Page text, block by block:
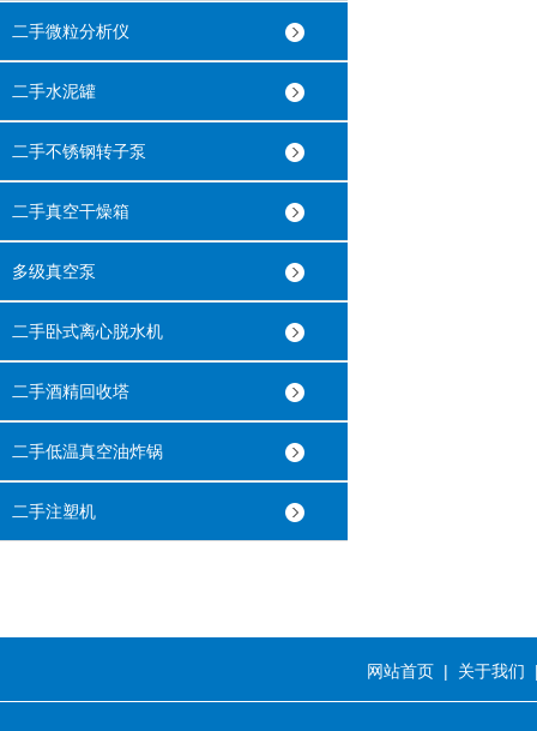
二手微粒分析仪
二手水泥罐
二手不锈钢转子泵
二手真空干燥箱
多级真空泵
二手卧式离心脱水机
二手酒精回收塔
二手低温真空油炸锅
二手注塑机
网站首页 | 关于我们